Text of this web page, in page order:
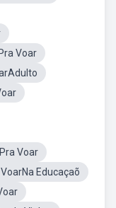
Voar
Voar
Educaçaõ